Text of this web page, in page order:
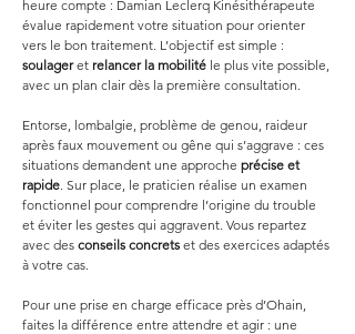
heure compte : Damian Leclerq Kinésithérapeute
évalue rapidement votre situation pour orienter
vers le bon traitement. L’objectif est simple :
soulager et relancer la mobilité le plus vite possible,
avec un plan clair dès la première consultation.
Entorse, lombalgie, problème de genou, raideur
après faux mouvement ou gêne qui s’aggrave : ces
situations demandent une approche précise et
rapide. Sur place, le praticien réalise un examen
fonctionnel pour comprendre l’origine du trouble
et éviter les gestes qui aggravent. Vous repartez
avec des conseils concrets et des exercices adaptés
à votre cas.
Pour une prise en charge efficace près d’Ohain,
faites la différence entre attendre et agir : une